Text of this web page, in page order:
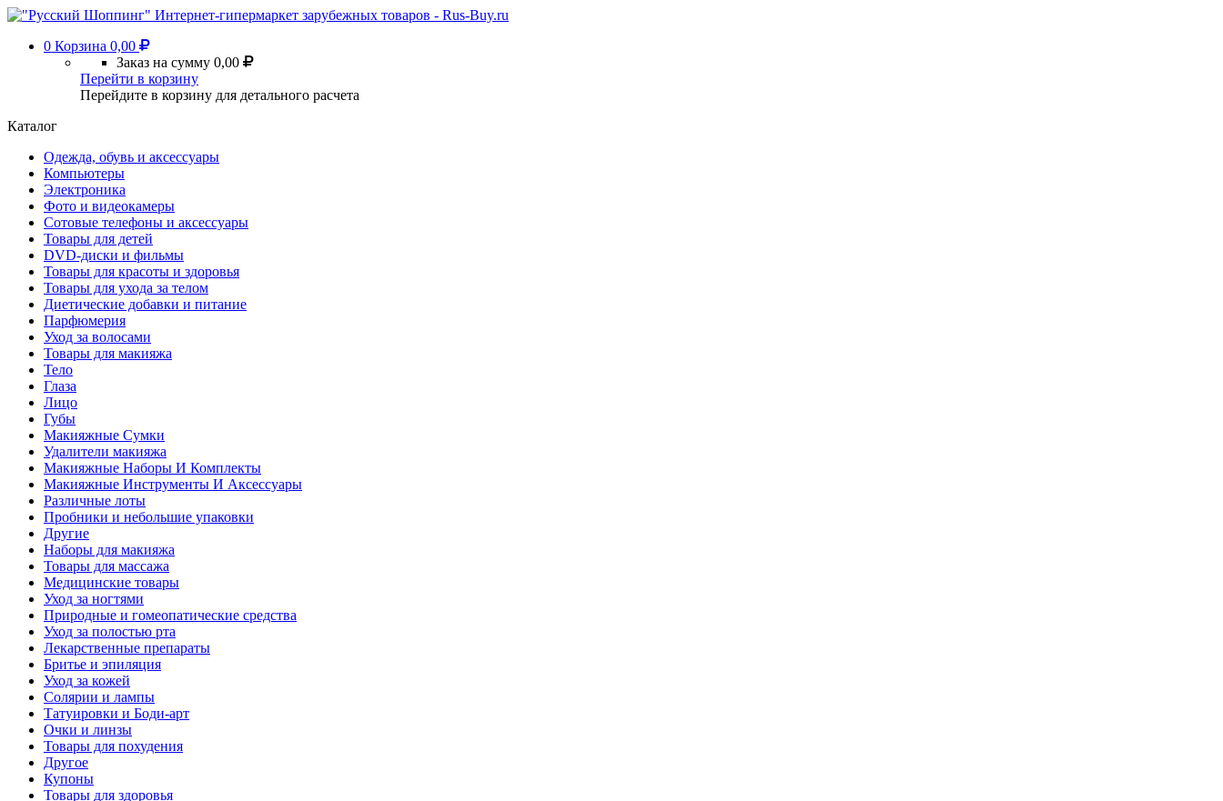
0 Корзина 0,00
Заказ на сумму 0,00
Перейти в корзину
Перейдите в корзину для детального расчета
Каталог
Одежда, обувь и аксессуары
Компьютеры
Электроника
Фото и видеокамеры
Сотовые телефоны и аксессуары
Товары для детей
DVD-диски и фильмы
Товары для красоты и здоровья
Товары для ухода за телом
Диетические добавки и питание
Парфюмерия
Уход за волосами
Товары для макияжа
Тело
Глаза
Лицо
Губы
Макияжные Сумки
Удалители макияжа
Макияжные Наборы И Комплекты
Макияжные Инструменты И Аксессуары
Различные лоты
Пробники и небольшие упаковки
Другие
Наборы для макияжа
Товары для массажа
Медицинские товары
Уход за ногтями
Природные и гомеопатические средства
Уход за полостью рта
Лекарственные препараты
Бритье и эпиляция
Уход за кожей
Солярии и лампы
Татуировки и Боди-арт
Очки и линзы
Товары для похудения
Другое
Купоны
Товары для здоровья